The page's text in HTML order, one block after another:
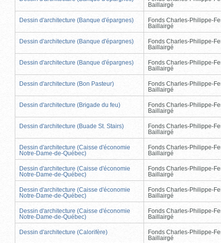
Baillairgé
Dessin d'architecture (Banque d'épargnes)
Fonds Charles-Philippe-
Baillairgé
Dessin d'architecture (Banque d'épargnes)
Fonds Charles-Philippe-
Baillairgé
Dessin d'architecture (Banque d'épargnes)
Fonds Charles-Philippe-
Baillairgé
Dessin d'architecture (Bon Pasteur)
Fonds Charles-Philippe-
Baillairgé
Dessin d'architecture (Brigade du feu)
Fonds Charles-Philippe-
Baillairgé
Dessin d'architecture (Buade St. Stairs)
Fonds Charles-Philippe-
Baillairgé
Dessin d'architecture (Caisse d'économie
Notre-Dame-de-Québec)
Fonds Charles-Philippe-
Baillairgé
Dessin d'architecture (Caisse d'économie
Notre-Dame-de-Québec)
Fonds Charles-Philippe-
Baillairgé
Dessin d'architecture (Caisse d'économie
Notre-Dame-de-Québec)
Fonds Charles-Philippe-
Baillairgé
Dessin d'architecture (Caisse d'économie
Notre-Dame-de-Québec)
Fonds Charles-Philippe-
Baillairgé
Dessin d'architecture (Calorifère)
Fonds Charles-Philippe-
Baillairgé